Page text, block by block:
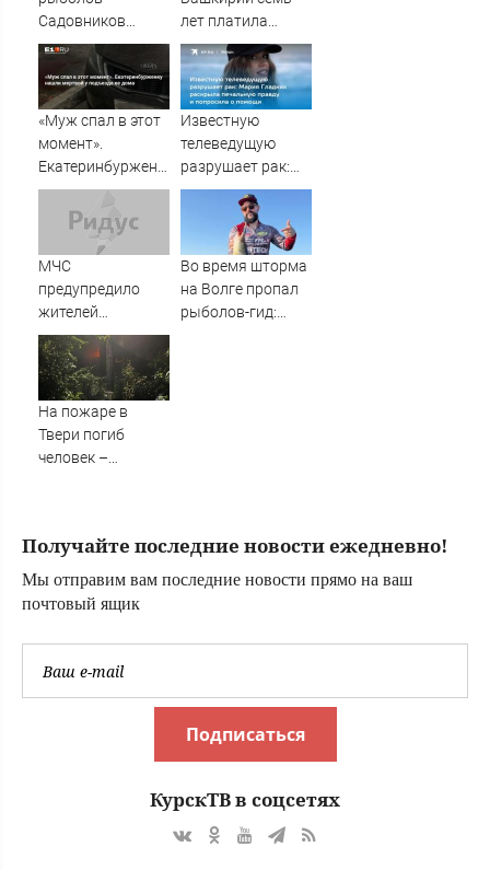
Садовников
пропал на Волге
во время шторма
лет платила
зарплату мужу-
прогульщику
«Муж спал в этот
момент».
Екатеринбурженку
нашли мертвой у
подъезда ее дома
Известную
телеведущую
разрушает рак:
Мария Гладких
раскрыла
печальную
правду и
попросила о
помощи
МЧС
предупредило
жителей
Подмосковья об
угрозе атаки
дронов
Во время шторма
на Волге пропал
рыболов-гид:
На пожаре в
Твери погиб
человек –
Afanasy.biz –
Новости Твери.
Тверь новости.
Новости. Новости
сегод
Получайте последние новости ежедневно!
Мы отправим вам последние новости прямо на ваш
почтовый ящик
Подписаться
КурскТВ в соцсетях